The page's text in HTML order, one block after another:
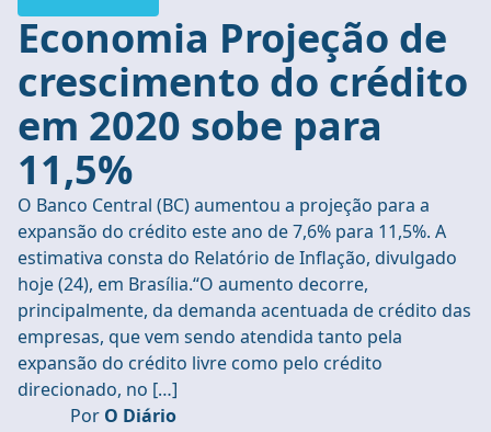
Economia Projeção de
crescimento do crédito
em 2020 sobe para
11,5%
O Banco Central (BC) aumentou a projeção para a
expansão do crédito este ano de 7,6% para 11,5%. A
estimativa consta do Relatório de Inflação, divulgado
hoje (24), em Brasília.“O aumento decorre,
principalmente, da demanda acentuada de crédito das
empresas, que vem sendo atendida tanto pela
expansão do crédito livre como pelo crédito
direcionado, no […]
Por O Diário